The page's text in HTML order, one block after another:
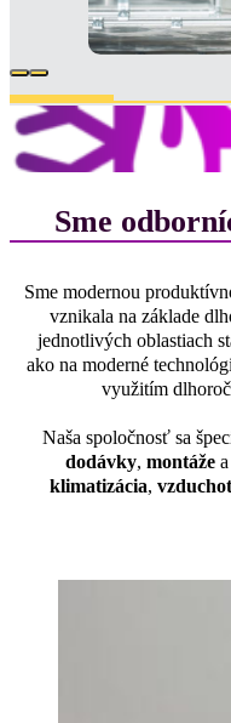
Sme
Sme modernou
vznikala na základe
jednotlivých oblastiach
ako na moderné
využitím
Naša spoločnosť sa
dodávky, montáže a
klimatizácia,